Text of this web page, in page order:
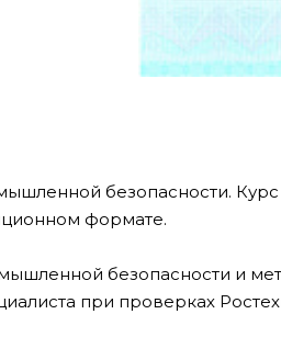
безопасности.
формате.
безопасности и
при проверках